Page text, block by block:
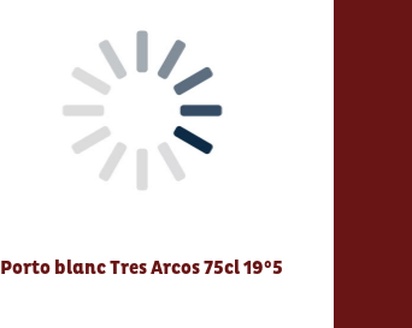
Porto blanc Tres Arcos 75cl 19°5